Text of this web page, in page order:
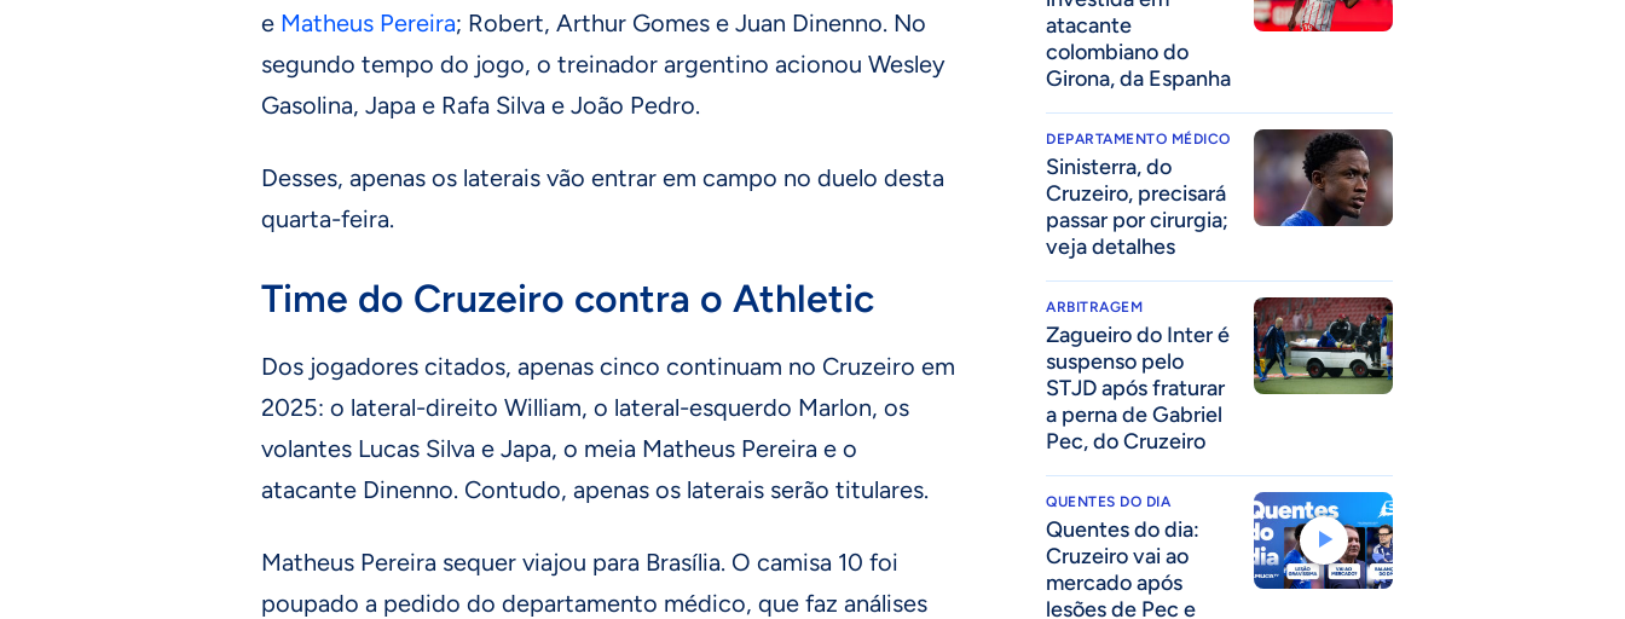
e Matheus Pereira; Robert, Arthur Gomes e Juan Dinenno. No
segundo tempo do jogo, o treinador argentino acionou Wesley
Gasolina, Japa e Rafa Silva e João Pedro.
Desses, apenas os laterais vão entrar em campo no duelo desta
quarta-feira.
Time do Cruzeiro contra o Athletic
Dos jogadores citados, apenas cinco continuam no Cruzeiro em
2025: o lateral-direito William, o lateral-esquerdo Marlon, os
volantes Lucas Silva e Japa, o meia Matheus Pereira e o
atacante Dinenno. Contudo, apenas os laterais serão titulares.
Matheus Pereira sequer viajou para Brasília. O camisa 10 foi
poupado a pedido do departamento médico, que faz análises
atacante
colombiano do
Girona, da Espanha
DEPARTAMENTO MÉDICO
Sinisterra, do
Cruzeiro, precisará
passar por cirurgia;
veja detalhes
ARBITRAGEM
Zagueiro do Inter é
suspenso pelo
STJD após fraturar
a perna de Gabriel
Pec, do Cruzeiro
QUENTES DO DIA
Quentes do dia:
Cruzeiro vai ao
mercado após
lesões de Pec e